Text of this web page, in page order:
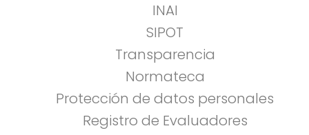
INAI
SIPOT
Transparencia
Normateca
Protección de datos personales
Registro de Evaluadores